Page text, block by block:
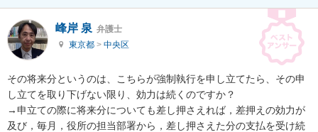
峰岸 泉 弁護士
東京都 > 中央区
その将来分というのは、こちらが強制執行を申し立てたら、その申
し立てを取り下げない限り、効力は続くのですか？
→申立ての際に将来分についても差し押さえれば，差押えの効力が
及び，毎月，役所の担当部署から，差し押さえた分の支払を受け続